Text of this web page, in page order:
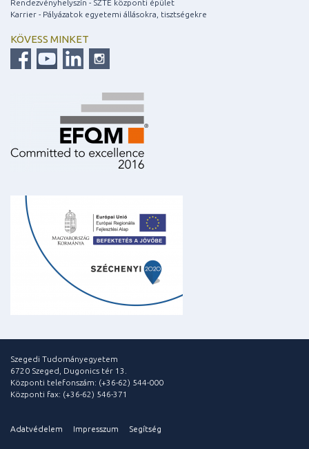
Rendezvényhelyszín - SZTE központi épület
Karrier - Pályázatok egyetemi állásokra, tisztségekre
KÖVESS MINKET
Szegedi Tudományegyetem
6720 Szeged, Dugonics tér 13.
Központi telefonszám: (+36-62) 544-000
Központi fax: (+36-62) 546-371
Adatvédelem Impresszum Segítség